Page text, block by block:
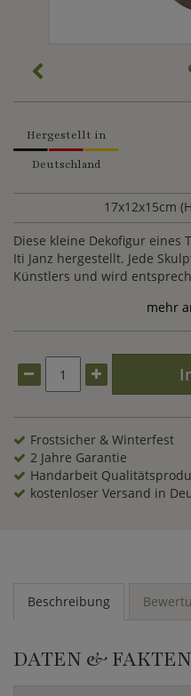
Hergestellt in
Deutschland
17x12x15cm
Diese kleine Dekofigur
Iti Janz hergestellt. Jede
Künstlers und wird
mehr
Frostsicher & Winterfest
2 Jahre Garantie
Handarbeit
kostenloser Versand in
Beschreibung
DATEN & FAKTEN